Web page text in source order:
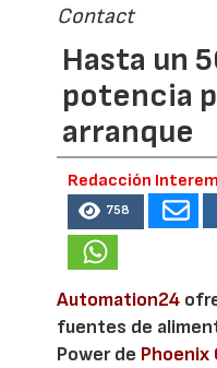
Contact
Hasta un
potencia
arranque
Redacción
758
Automation24
fuentes de
Power de